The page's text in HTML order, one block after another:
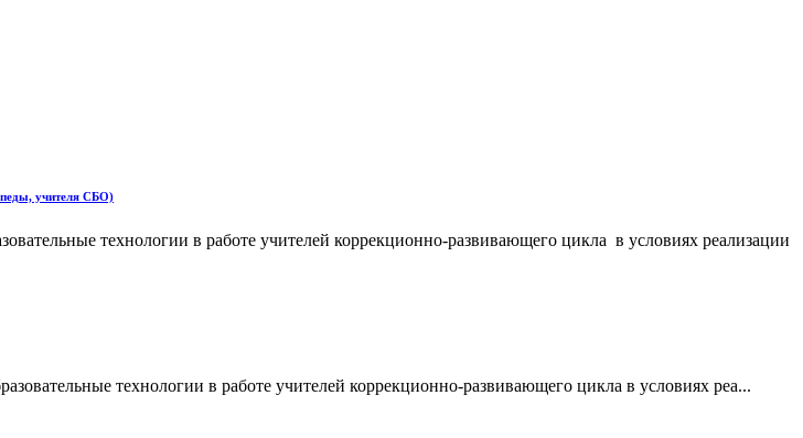
учителя СБО)
технологии в работе учителей коррекционно-развивающего цикла в условиях реализации
технологии в работе учителей коррекционно-развивающего цикла в условиях реа...